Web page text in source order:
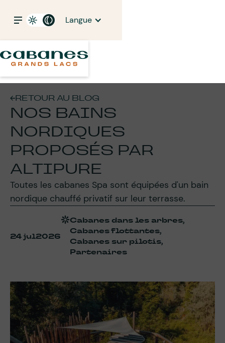
Langue
RETOUR AU BLOG
NOS BAINS
NORDIQUES
PROPOSÉS PAR
ALTIPURE
Toutes les cabanes Spa sont équipées d'un bain
nordique chauffé privatif sur leur terrasse.
24 jul2026
Cabanes dans les arbres,
Cabanes flottantes,
Cabanes sur pilotis,
Partenaires